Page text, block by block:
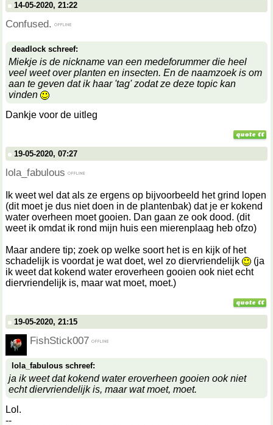
14-05-2020, 21:22
Confused.
deadlock schreef:
Miekje is de nickname van een medeforummer die heel
veel weet over planten en insecten. En de naamzoek is om
aan te geven dat ik haar 'tag' zodat ze deze topic kan
vinden
Dankje voor de uitleg
19-05-2020, 07:27
lola_fabulous
Ik weet wel dat als ze ergens op bijvoorbeeld het grind lopen
(dit moet je dus niet doen in de plantenbak) dat je er kokend
water overheen moet gooien. Dan gaan ze ook dood. (dit
weet ik omdat ik rond mijn huis een mierenplaag heb ofzo)
Maar andere tip; zoek op welke soort het is en kijk of het
schadelijk is voordat je wat doet, wel zo diervriendelijk
(ja
ik weet dat kokend water eroverheen gooien ook niet echt
diervriendelijk is, maar wat moet, moet.)
19-05-2020, 21:15
FishStick007
lola_fabulous schreef:
ja ik weet dat kokend water eroverheen gooien ook niet
echt diervriendelijk is, maar wat moet, moet.
Lol.
--